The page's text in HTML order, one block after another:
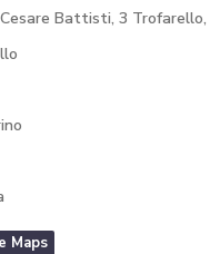
Battisti, 3 Trofarello,
Maps